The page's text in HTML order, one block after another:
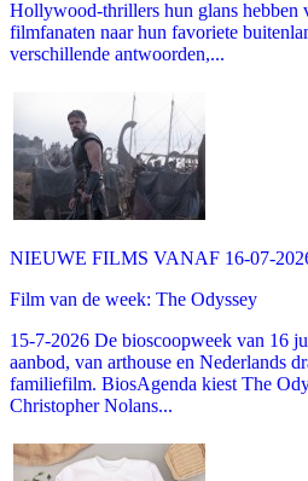
Hollywood-thrillers hun glans hebben
filmfanaten naar hun favoriete
verschillende antwoorden,...
NIEUWE FILMS VANAF 16-07-
Film van de week: The Odyssey
15-7-2026 De bioscoopweek van 16
aanbod, van arthouse en Nederlands
familiefilm. BiosAgenda kiest The
Christopher Nolans...